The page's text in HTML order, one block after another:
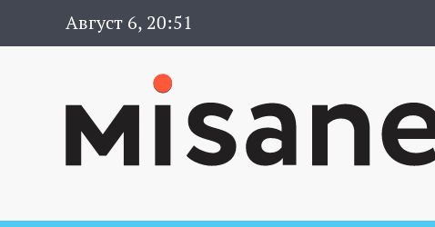
Август 6, 20:51